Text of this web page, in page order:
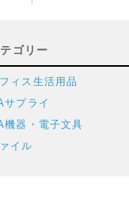
ゴリー
ィス生活用品
サプライ
機器・電子文具
イル